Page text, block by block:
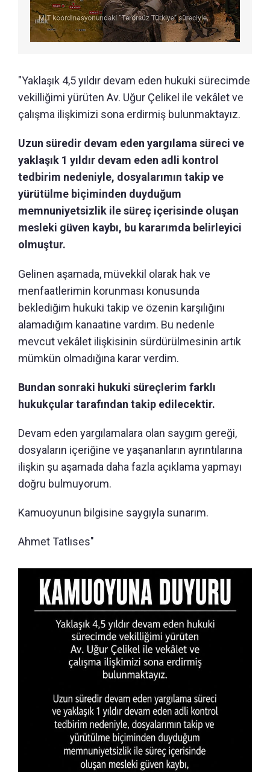
"Yaklaşık 4,5 yıldır devam eden hukuki sürecimde
vekilliğimi yürüten Av. Uğur Çelikel ile vekâlet ve
çalışma ilişkimizi sona erdirmiş bulunmaktayız.
Uzun süredir devam eden yargılama süreci ve
yaklaşık 1 yıldır devam eden adli kontrol
tedbirim nedeniyle, dosyalarımın takip ve
yürütülme biçiminden duyduğum
memnuniyetsizlik ile süreç içerisinde oluşan
mesleki güven kaybı, bu kararımda belirleyici
olmuştur.
Gelinen aşamada, müvekkil olarak hak ve
menfaatlerimin korunması konusunda
beklediğim hukuki takip ve özenin karşılığını
alamadığım kanaatine vardım. Bu nedenle
mevcut vekâlet ilişkisinin sürdürülmesinin artık
mümkün olmadığına karar verdim.
Bundan sonraki hukuki süreçlerim farklı
hukukçular tarafından takip edilecektir.
Devam eden yargılamalara olan saygım gereği,
dosyaların içeriğine ve yaşananların ayrıntılarına
ilişkin şu aşamada daha fazla açıklama yapmayı
doğru bulmuyorum.
Kamuoyunun bilgisine saygıyla sunarım.
Ahmet Tatlıses"